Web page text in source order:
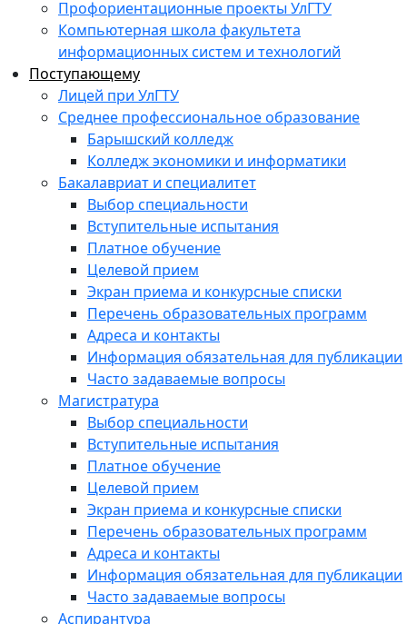
Профориентационные проекты УлГТУ
Компьютерная школа факультета
информационных систем и технологий
Поступающему
Лицей при УлГТУ
Среднее профессиональное образование
Барышский колледж
Колледж экономики и информатики
Бакалавриат и специалитет
Выбор специальности
Вступительные испытания
Платное обучение
Целевой прием
Экран приема и конкурсные списки
Перечень образовательных программ
Адреса и контакты
Информация обязательная для публикации
Часто задаваемые вопросы
Магистратура
Выбор специальности
Вступительные испытания
Платное обучение
Целевой прием
Экран приема и конкурсные списки
Перечень образовательных программ
Адреса и контакты
Информация обязательная для публикации
Часто задаваемые вопросы
Аспирантура